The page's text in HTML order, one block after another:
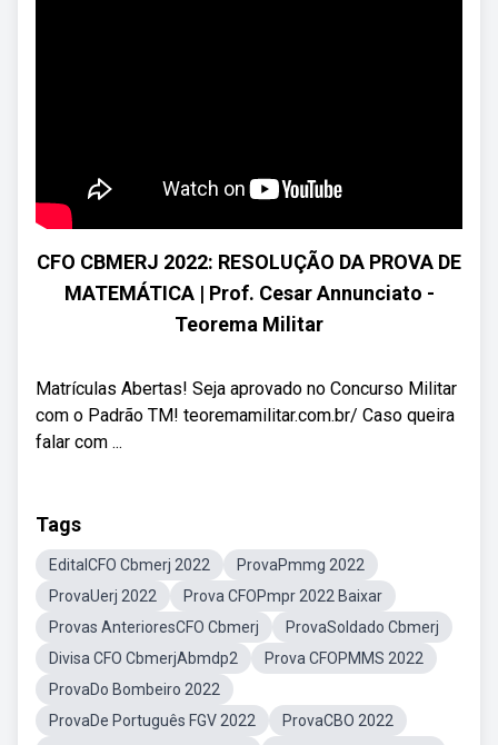
CFO CBMERJ 2022: RESOLUÇÃO DA PROVA DE
MATEMÁTICA | Prof. Cesar Annunciato -
Teorema Militar
Matrículas Abertas! Seja aprovado no Concurso Militar
com o Padrão TM! teoremamilitar.com.br/ Caso queira
falar com ...
Tags
EditalCFO Cbmerj 2022
ProvaPmmg 2022
ProvaUerj 2022
Prova CFOPmpr 2022 Baixar
Provas AnterioresCFO Cbmerj
ProvaSoldado Cbmerj
Divisa CFO CbmerjAbmdp2
Prova CFOPMMS 2022
ProvaDo Bombeiro 2022
ProvaDe Português FGV 2022
ProvaCBO 2022